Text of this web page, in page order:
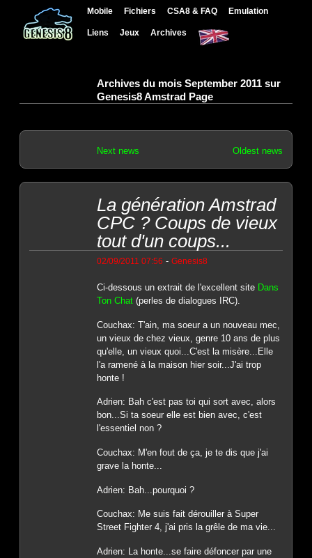
Mobile Fichiers CSA8 & FAQ Emulation
Liens Jeux Archives
Archives du mois September 2011 sur
Genesis8 Amstrad Page
Next news Oldest news
La génération Amstrad
CPC ? Coups de vieux
tout d'un coups...
02/09/2011 07:56 - Genesis8
Ci-dessous un extrait de l'excellent site Dans
Ton Chat(perles de dialogues IRC).
Couchax: T'ain, ma soeur a un nouveau mec,
un vieux de chez vieux, genre 10 ans de plus
qu'elle, un vieux quoi...C'est la misère...Elle
l'a ramené à la maison hier soir...J'ai trop
honte !
Adrien: Bah c'est pas toi qui sort avec, alors
bon...Si ta soeur elle est bien avec, c'est
l'essentiel non ?
Couchax: M'en fout de ça, je te dis que j'ai
grave la honte...
Adrien: Bah...pourquoi ?
Couchax: Me suis fait dérouiller à Super
Street Fighter 4, j'ai pris la grêle de ma vie...
Adrien: La honte...se faire défoncer par une